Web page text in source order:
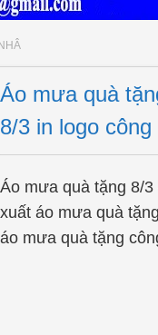
Áo mưa quà
8/3 in logo công
Áo mưa quà tặng 8/
xuất áo mưa quà
áo mưa quà tặng